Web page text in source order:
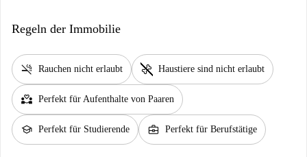
Regeln der Immobilie
smoke_free Rauchen nicht erlaubt pet_supplies Haustiere sind nicht erlaubt
partner_heart Perfekt für Aufenthalte von Paaren
school Perfekt für Studierende business_center Perfekt für Berufstätige